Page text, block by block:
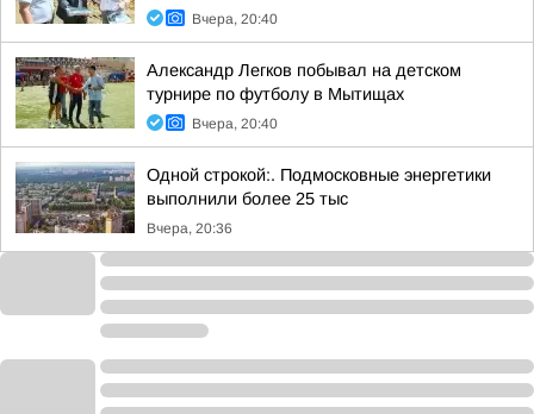
Вчера, 20:40
Александр Легков побывал на детском
турнире по футболу в Мытищах
Вчера, 20:40
Одной строкой:. Подмосковные энергетики
выполнили более 25 тыс
Вчера, 20:36